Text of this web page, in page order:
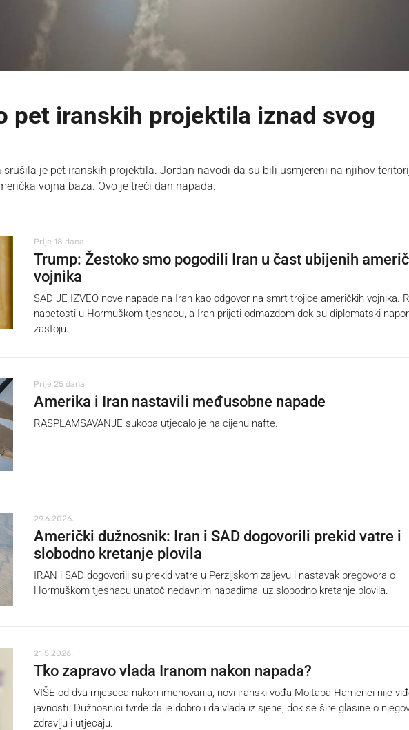
pet iranskih projektila iznad svog
srušila je pet iranskih projektila. Jordan navodi da su bili usmjereni na njihov
vojna baza. Ovo je treći dan napada.
Prije 18 dana
Trump: Žestoko smo pogodili Iran u čast ubijenih
vojnika
SAD JE IZVEO nove napade na Iran kao odgovor na smrt trojice američkih vojnika.
napetosti u Hormuškom tjesnacu, a Iran prijeti odmazdom dok su diplomatski
zastoju.
Prije 25 dana
Amerika i Iran nastavili međusobne napade
RASPLAMSAVANJE sukoba utjecalo je na cijenu nafte.
29.6.2026.
Američki dužnosnik: Iran i SAD dogovorili prekid vatre i
slobodno kretanje plovila
IRAN i SAD dogovorili su prekid vatre u Perzijskom zaljevu i nastavak pregovora o
Hormuškom tjesnacu unatoč nedavnim napadima, uz slobodno kretanje plovila.
21.5.2026.
Tko zapravo vlada Iranom nakon napada?
VIŠE od dva mjeseca nakon imenovanja, novi iranski vođa Mojtaba Hamenei nije
javnosti. Dužnosnici tvrde da je dobro i da vlada iz sjene, dok se šire glasine o
zdravlju i utjecaju.